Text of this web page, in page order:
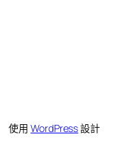
使用WordPress設計